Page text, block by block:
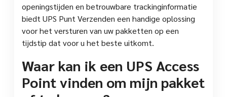
openingstijden en betrouwbare trackinginformatie
biedt UPS Punt Verzenden een handige oplossing
voor het versturen van uw pakketten op een
tijdstip dat voor u het beste uitkomt.
Waar kan ik een UPS Access
Point vinden om mijn pakket